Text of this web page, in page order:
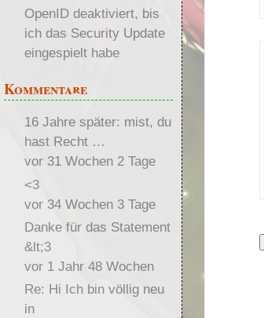
OpenID deaktiviert, bis
ich das Security Update
eingespielt habe
Kommentare
16 Jahre später: mist, du
hast Recht …
vor 31 Wochen 2 Tage
<3
vor 34 Wochen 3 Tage
Danke für das Statement
&lt;3
vor 1 Jahr 48 Wochen
Re: Hi Ich bin völlig neu
in